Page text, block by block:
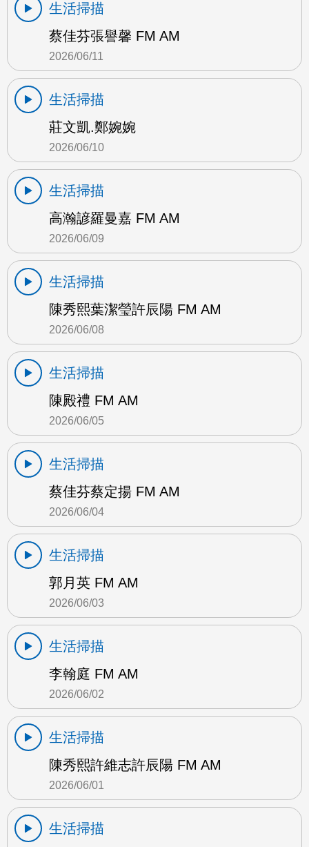
生活掃描
蔡佳芬張譽馨 FM AM
2026/06/11
生活掃描
莊文凱.鄭婉婉
2026/06/10
生活掃描
高瀚諺羅曼嘉 FM AM
2026/06/09
生活掃描
陳秀熙葉潔瑩許辰陽 FM AM
2026/06/08
生活掃描
陳殿禮 FM AM
2026/06/05
生活掃描
蔡佳芬蔡定揚 FM AM
2026/06/04
生活掃描
郭月英 FM AM
2026/06/03
生活掃描
李翰庭 FM AM
2026/06/02
生活掃描
陳秀熙許維志許辰陽 FM AM
2026/06/01
生活掃描